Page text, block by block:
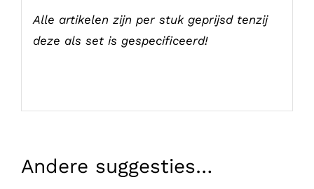
Alle artikelen zijn per stuk geprijsd tenzij
deze als set is gespecificeerd!
Andere suggesties…